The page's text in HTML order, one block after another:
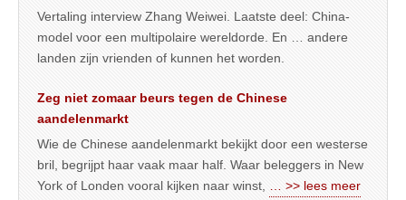
Vertaling interview Zhang Weiwei. Laatste deel: China-
model voor een multipolaire wereldorde. En … andere
landen zijn vrienden of kunnen het worden.
Zeg niet zomaar beurs tegen de Chinese
aandelenmarkt
Wie de Chinese aandelenmarkt bekijkt door een westerse
bril, begrijpt haar vaak maar half. Waar beleggers in New
York of Londen vooral kijken naar winst, … >> lees meer